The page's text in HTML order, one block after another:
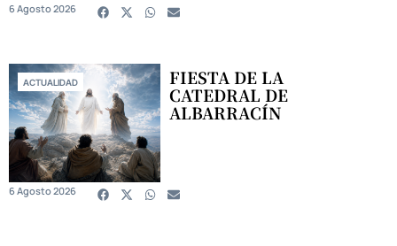
6 Agosto 2026
ACTUALIDAD FIESTA DE LA
CATEDRAL DE
ALBARRACÍN
6 Agosto 2026